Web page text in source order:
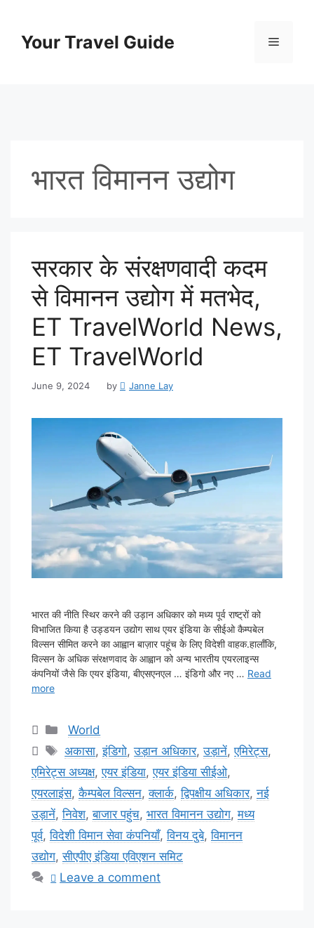
contentYour Travel Guide Menu
भारत विमानन उद्योग
सरकार के संरक्षणवादी कदम
से विमानन उद्योग में मतभेद,
ET TravelWorld News,
ET TravelWorld
June 9, 2024 by Janne Lay
भारत की नीति स्थिर करने की उड़ान अधिकार को मध्य पूर्व राष्ट्रों को
विभाजित किया है उड्डयन उद्योग साथ एयर इंडिया के सीईओ कैम्पबेल
विल्सन सीमित करने का आह्वान बाज़ार पहूंच के लिए विदेशी वाहक.हालाँकि,
विल्सन के अधिक संरक्षणवाद के आह्वान को अन्य भारतीय एयरलाइन्स
कंपनियों जैसे कि एयर इंडिया, बीएसएनएल … इंडिगो और नए … Read
more
Categories
World
Tags
अकासा,इंडिगो,उड़ान अधिकार,उड़ानें,एमिरेट्स,
एमिरेट्स अध्यक्ष,एयर इंडिया,एयर इंडिया सीईओ,
एयरलाइंस,कैम्पबेल विल्सन,क्लार्क,द्विपक्षीय अधिकार,नई
उड़ानें,निवेश,बाजार पहुंच, भारत विमानन उद्योग,मध्य
पूर्व,विदेशी विमान सेवा कंपनियाँ,विनय दुबे,विमानन
उद्योग,सीएपीए इंडिया एविएशन समिट
Leave a comment